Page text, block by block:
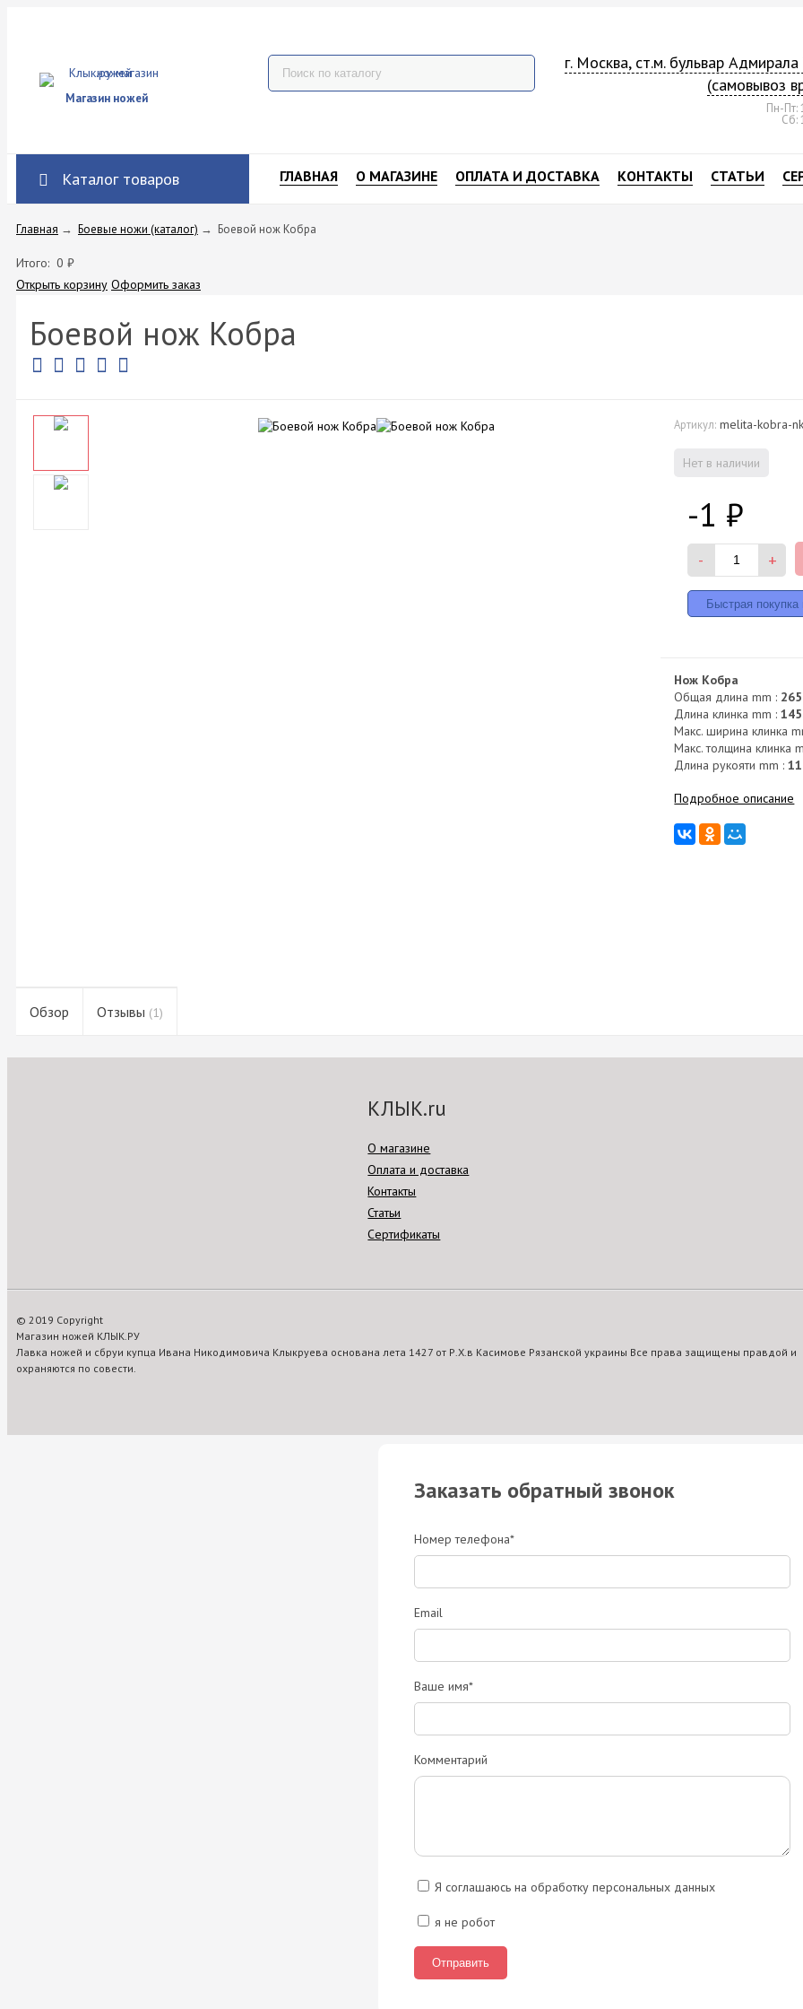
Магазин ножей
г. Москва, ст.м. бульвар
(самовывоз
Пн-Пт:
Сб:
Каталог товаров ГЛАВНАЯ О МАГАЗИНЕ ОПЛАТА И ДОСТАВКА КОНТАКТЫ СТАТЬИ
Главная → Боевые ножи (каталог) → Боевой нож Кобра
Итого: 0 ₽
Открыть корзину Оформить заказ
Боевой нож Кобра
Артикул: melita-kobra-nk
Нет в наличии
-1 ₽
- +
Нож Кобра
Общая длина mm : 265
Длина клинка mm :
Макс. ширина клинка
Макс. толщина клинка
Длина рукояти mm :
Подробное описание
Обзор Отзывы (1)
КЛЫК.ru
О магазине
Оплата и доставка
Контакты
Статьи
Сертификаты
© 2019 Copyright
Магазин ножей КЛЫК.РУ
Лавка ножей и сбруи купца Ивана Никодимовича Клыкруева основана лета 1427 от Р.Х.в Касимове Рязанской украины Все права защищены правдой и
охраняются по совести.
Заказать обратный звонок
Номер телефона*
Email
Ваше имя*
Комментарий
Я соглашаюсь на обработку персональных данных
я не робот